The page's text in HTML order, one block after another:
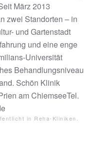
März 2013
zwei Standorten – in
und Gartenstadt
und eine enge
Universität
Behandlungsniveau
Schön Klinik
am ChiemseeTel.
in Reha-Kliniken.